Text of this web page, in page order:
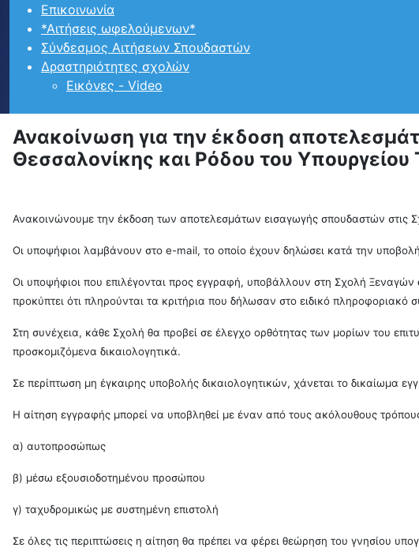
Επικοινωνία
*Αιτήσεις ωφελούμενων*
Σύνδεσμος Αιτήσεων Σπουδαστών
Δραστηριότητες σχολών
Εικόνες - Video
Ανακοίνωση για την έκδοση
Θεσσαλονίκης και Ρόδου του
Ανακοινώνουμε την έκδοση των αποτελεσμάτων εισαγωγής σπουδαστών στις
Οι υποψήφιοι λαμβάνουν στο e-mail, το οποίο έχουν δηλώσει κατά την
Οι υποψήφιοι που επιλέγονται προς εγγραφή, υποβάλλουν στη Σχολή Ξεναγών
προκύπτει ότι πληρούνται τα κριτήρια που δήλωσαν στο ειδικό πληροφοριακό
Στη συνέχεια, κάθε Σχολή θα προβεί σε έλεγχο ορθότητας των μορίων του
προσκομιζόμενα δικαιολογητικά.
Σε περίπτωση μη έγκαιρης υποβολής δικαιολογητικών, χάνεται το δικαίωμα
Η αίτηση εγγραφής μπορεί να υποβληθεί με έναν από τους ακόλουθους
α) αυτοπροσώπως
β) μέσω εξουσιοδοτημένου προσώπου
γ) ταχυδρομικώς με συστημένη επιστολή
Σε όλες τις περιπτώσεις η αίτηση θα πρέπει να φέρει θεώρηση του γνησίου